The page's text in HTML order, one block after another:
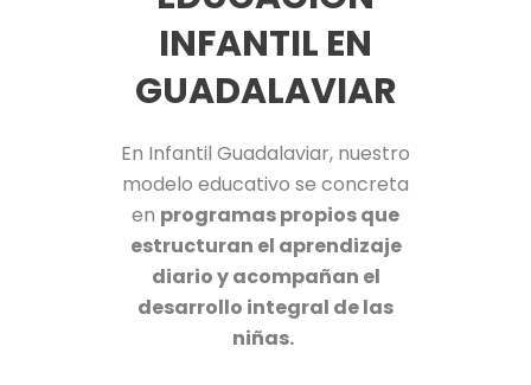
INFANTIL EN
GUADALAVIAR
En Infantil Guadalaviar, nuestro
modelo educativo se concreta
en programas propios que
estructuran el aprendizaje
diario y acompañan el
desarrollo integral de las
niñas.